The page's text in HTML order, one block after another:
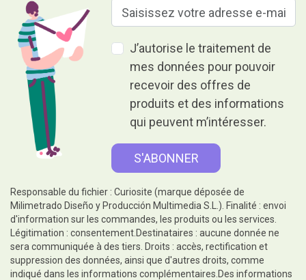
J’autorise le traitement de
mes données pour pouvoir
recevoir des offres de
produits et des informations
qui peuvent m’intéresser.
Responsable du fichier : Curiosite (marque déposée de
Milimetrado Diseño y Producción Multimedia S.L.). Finalité : envoi
d'information sur les commandes, les produits ou les services.
Légitimation : consentement.Destinataires : aucune donnée ne
sera communiquée à des tiers. Droits : accès, rectification et
suppression des données, ainsi que d'autres droits, comme
indiqué dans les informations complémentaires.Des informations